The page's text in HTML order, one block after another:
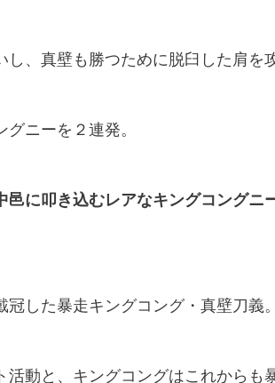
、真壁も勝つために脱臼した肩を
ニーを２連発。
に叩き込むレアなキングコングニ
した暴走キングコング・真壁刀義。
動と、キングコングはこれからも